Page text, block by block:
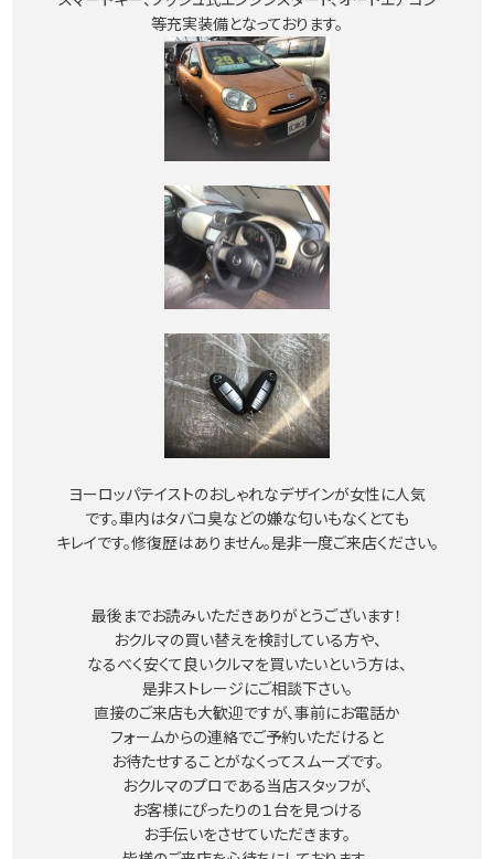
等充実装備となっております。
ヨーロッパテイストのおしゃれなデザインが女性に人気
です。車内はタバコ臭などの嫌な匂いもなくとても
キレイです。修復歴はありません。是非一度ご来店ください。
最後までお読みいただきありがとうございます！
おクルマの買い替えを検討している方や、
なるべく安くて良いクルマを買いたいという方は、
是非ストレージにご相談下さい。
直接のご来店も大歓迎ですが、事前にお電話か
フォームからの連絡でご予約いただけると
お待たせすることがなくってスムーズです。
おクルマのプロである当店スタッフが、
お客様にぴったりの１台を見つける
お手伝いをさせていただきます。